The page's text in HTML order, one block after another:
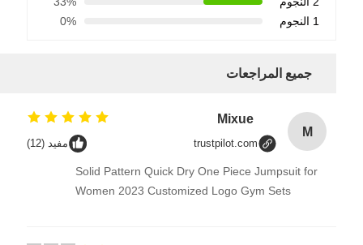
1 النجوم
0%
جميع المراجعات
M
Mixue
trustpilot.com مفيد (12)
Solid Pattern Quick Dry One Piece Jumpsuit for
Women 2023 Customized Logo Gym Sets